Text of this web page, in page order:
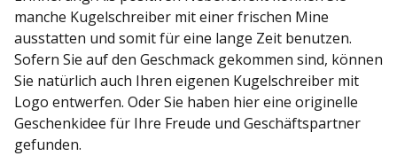
manche Kugelschreiber mit einer frischen Mine
ausstatten und somit für eine lange Zeit benutzen.
Sofern Sie auf den Geschmack gekommen sind, können
Sie natürlich auch Ihren eigenen Kugelschreiber mit
Logo entwerfen. Oder Sie haben hier eine originelle
Geschenkidee für Ihre Freude und Geschäftspartner
gefunden.